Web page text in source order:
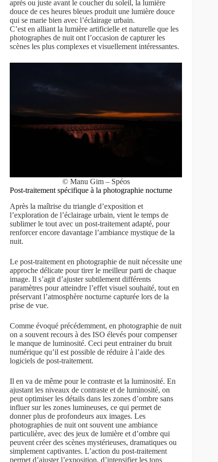
après ou juste avant le coucher du soleil, la lumière
douce de ces heures bleues produit une lumière douce
qui se marie bien avec l’éclairage urbain.
C’est en alliant la lumière artificielle et naturelle que les
photographes de nuit ont l’occasion de capturer les
scènes les plus complexes et visuellement intéressantes.
© Manu Gim – Spéos
Post-traitement spécifique à la photographie nocturne
Après la maîtrise du triangle d’exposition et
l’exploration de l’éclairage urbain, vient le temps de
sublimer le tout avec un post-traitement adapté, pour
renforcer encore davantage l’ambiance mystique de la
nuit.
Le post-traitement en photographie de nuit nécessite une
approche délicate pour tirer le meilleur parti de chaque
image. Il s’agit d’ajuster subtilement différents
paramètres pour atteindre l’effet visuel souhaité, tout en
préservant l’atmosphère nocturne capturée lors de la
prise de vue.
Comme évoqué précédemment, en photographie de nuit
on a souvent recours à des ISO élevés pour compenser
le manque de luminosité. Ceci peut entrainer du bruit
numérique qu’il est possible de réduire à l’aide des
logiciels de post-traitement.
Il en va de même pour le contraste et la luminosité. En
ajustant les niveaux de contraste et de luminosité, on
peut optimiser les détails dans les zones d’ombre sans
influer sur les zones lumineuses, ce qui permet de
donner plus de profondeurs aux images. Les
photographies de nuit ont souvent une ambiance
particulière, avec des jeux de lumière et d’ombre qui
peuvent créer des scènes mystérieuses, dramatiques ou
simplement captivantes. L’action du post-traitement
permet d’ajuster l’exposition, d’intensifier les tons